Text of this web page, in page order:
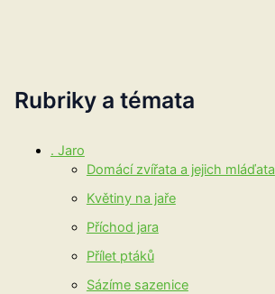
Rubriky a témata
. Jaro
Domácí zvířata a jejich mláďata
Květiny na jaře
Příchod jara
Přílet ptáků
Sázíme sazenice